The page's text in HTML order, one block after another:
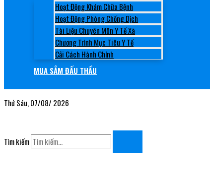
Hoạt Động Khám Chữa Bệnh
Hoạt Động Phòng Chống Dịch
Tài Liệu Chuyên Môn Y Tế Xã
Chương Trình Mục Tiêu Y Tế
Cải Cách Hành Chính
MUA SẮM ĐẤU THẦU
Thứ Sáu, 07/08/ 2026
Tìm kiếm